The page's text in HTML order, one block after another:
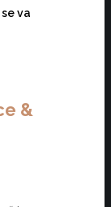
va
&